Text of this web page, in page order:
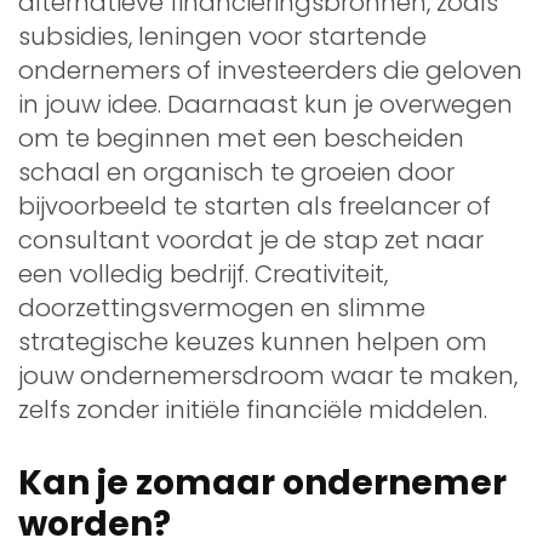
subsidies, leningen voor startende
ondernemers of investeerders die geloven
in jouw idee. Daarnaast kun je overwegen
om te beginnen met een bescheiden
schaal en organisch te groeien door
bijvoorbeeld te starten als freelancer of
consultant voordat je de stap zet naar
een volledig bedrijf. Creativiteit,
doorzettingsvermogen en slimme
strategische keuzes kunnen helpen om
jouw ondernemersdroom waar te maken,
zelfs zonder initiële financiële middelen.
Kan je zomaar ondernemer
worden?